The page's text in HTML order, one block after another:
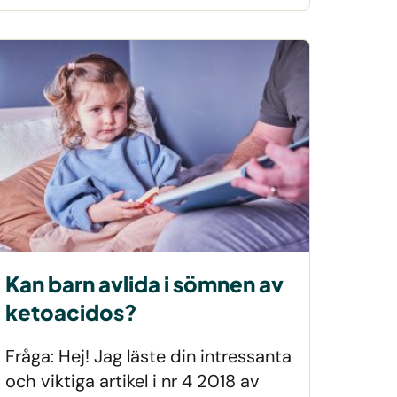
Kan barn avlida i sömnen av
ketoacidos?
Fråga: Hej! Jag läste din intressanta
och viktiga artikel i nr 4 2018 av